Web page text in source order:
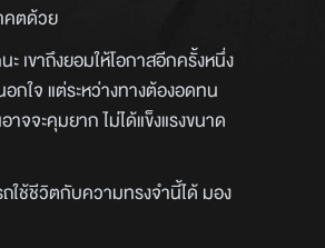
คตด้วย
เขาถึงยอมให้โอกาสอีกครั้งหนึ่ง
กใจ แต่ระหว่างทางต้องอดทน
จจะคุมยาก ไม่ได้แข็งแรงขนาด
ใช้ชีวิตกับความทรงจำนี้ได้ มอง